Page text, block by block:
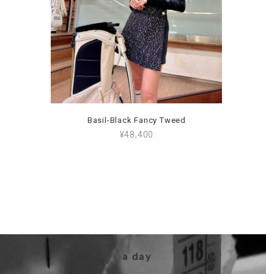
Basil-Black Fancy Tweed
¥48,400
a day